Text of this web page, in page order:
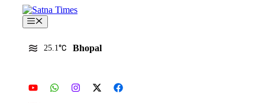
content
Menu
25.1 Bhopal